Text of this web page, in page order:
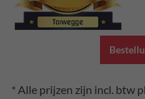
* Alle prijzen zijn incl. btw